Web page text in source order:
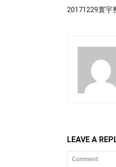
20171229寰宇
LEAVE A